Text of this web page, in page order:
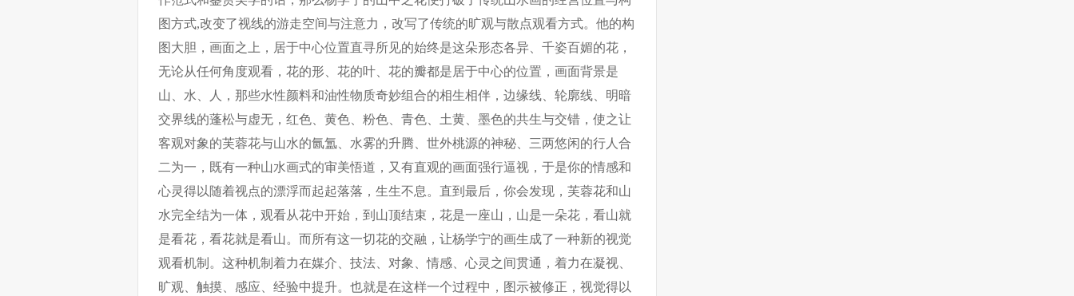
图方式,改变了视线的游走空间与注意力，改写了传统的旷观与散点观看方式。他的构
图大胆，画面之上，居于中心位置直寻所见的始终是这朵形态各异、千姿百媚的花，
无论从任何角度观看，花的形、花的叶、花的瓣都是居于中心的位置，画面背景是
山、水、人，那些水性颜料和油性物质奇妙组合的相生相伴，边缘线、轮廓线、明暗
交界线的蓬松与虚无，红色、黄色、粉色、青色、土黄、墨色的共生与交错，使之让
客观对象的芙蓉花与山水的氤氲、水雾的升腾、世外桃源的神秘、三两悠闲的行人合
二为一，既有一种山水画式的审美悟道，又有直观的画面强行逼视，于是你的情感和
心灵得以随着视点的漂浮而起起落落，生生不息。直到最后，你会发现，芙蓉花和山
水完全结为一体，观看从花中开始，到山顶结束，花是一座山，山是一朵花，看山就
是看花，看花就是看山。而所有这一切花的交融，让杨学宁的画生成了一种新的视觉
观看机制。这种机制着力在媒介、技法、对象、情感、心灵之间贯通，着力在凝视、
旷观、触摸、感应、经验中提升。也就是在这样一个过程中，图示被修正，视觉得以